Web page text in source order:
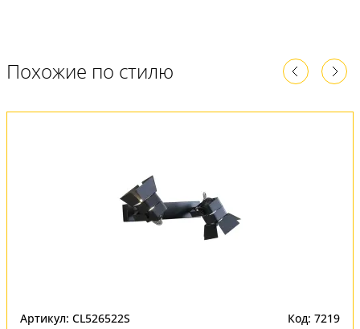
Похожие по стилю
Артикул: CL526522S Код: 7219